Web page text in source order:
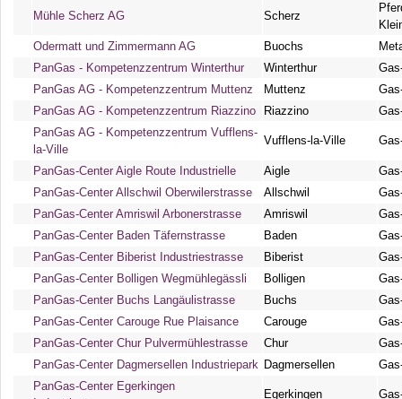
Mühle Scherz AG Scherz
Odermatt und Zimmermann AG
Buochs
PanGas - Kompetenzzentrum Winterthur
Winterthur
PanGas AG - Kompetenzzentrum Muttenz
Muttenz
PanGas AG - Kompetenzzentrum Riazzino
Riazzino
PanGas AG - Kompetenzzentrum Vufflens-
la-Ville
Vufflens-la-Ville
PanGas-Center Aigle Route Industrielle Aigle
PanGas-Center Allschwil Oberwilerstrasse
Allschwil
PanGas-Center Amriswil Arbonerstrasse
Amriswil
PanGas-Center Baden Täfernstrasse
Baden
PanGas-Center Biberist Industriestrasse
Biberist
PanGas-Center Bolligen Wegmühlegässli
Bolligen
PanGas-Center Buchs Langäulistrasse
Buchs
PanGas-Center Carouge Rue Plaisance
Carouge
PanGas-Center Chur Pulvermühlestrasse
Chur
PanGas-Center Dagmersellen Industriepark Dagmersellen
PanGas-Center Egerkingen
Egerkingen